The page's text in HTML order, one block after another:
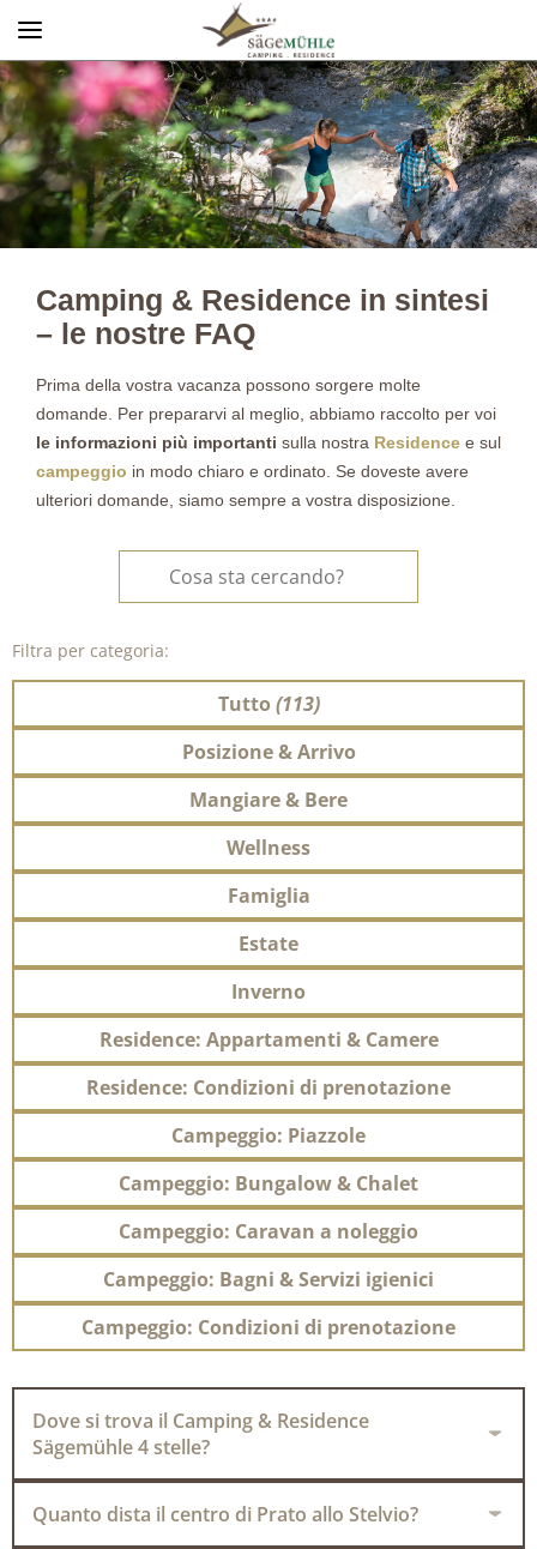
Menü
Camping & Residence in sintesi
– le nostre FAQ
Prima della vostra vacanza possono sorgere molte
domande. Per prepararvi al meglio, abbiamo raccolto per voi
le informazioni più importanti sulla nostra Residence e sul
campeggio in modo chiaro e ordinato. Se doveste avere
ulteriori domande, siamo sempre a vostra disposizione.
Filtra per categoria:
Tutto (113)
Posizione & Arrivo
Mangiare & Bere
Wellness
Famiglia
Estate
Inverno
Residence: Appartamenti & Camere
Residence: Condizioni di prenotazione
Campeggio: Piazzole
Campeggio: Bungalow & Chalet
Campeggio: Caravan a noleggio
Campeggio: Bagni & Servizi igienici
Campeggio: Condizioni di prenotazione
Dove si trova il Camping & Residence
Sägemühle 4 stelle?
Quanto dista il centro di Prato allo Stelvio?